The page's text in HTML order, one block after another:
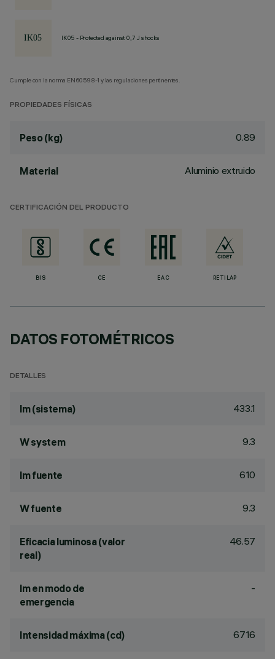
IK05 - Protected against 0,7 J shocks
Cumple con la norma EN60598-1 y las regulaciones pertinentes.
PROPIEDADES FÍSICAS
Peso (kg) 0.89
Material Aluminio extruido
CERTIFICACIÓN DEL PRODUCTO
BIS CE EAC RETILAP
DATOS FOTOMÉTRICOS
DETALLES
lm (sistema) 433.1
W system 9.3
lm fuente 610
W fuente 9.3
Eficacia luminosa (valor
real)
46.57
lm en modo de
emergencia
-
Intensidad máxima (cd) 6716